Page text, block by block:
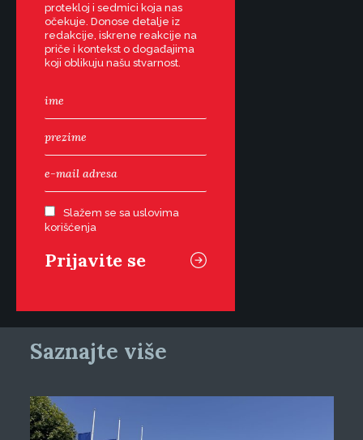
protekloj i sedmici koja nas
očekuje. Donose detalje iz
redakcije, iskrene reakcije na
priče i kontekst o događajima
koji oblikuju našu stvarnost.
Slažem se sa uslovima
korišćenja
Saznajte više